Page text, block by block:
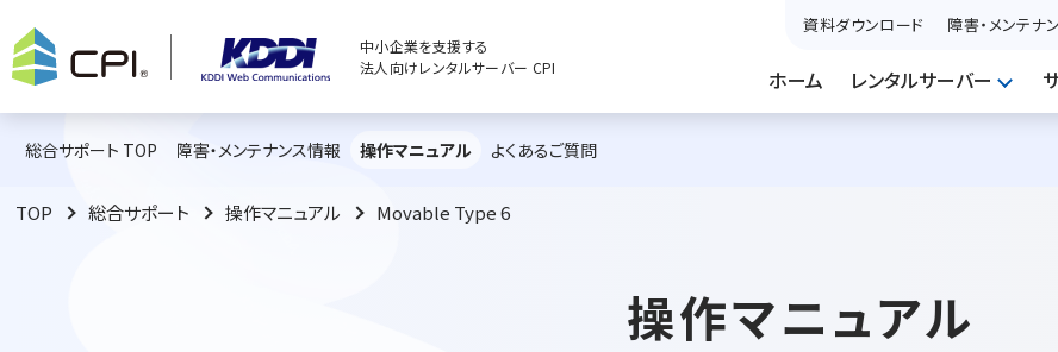
中小企業を支援する
法人向けレンタルサーバー CPI
資料ダウンロード 障害・メンテナ
ホーム
レンタルサーバー
総合サポート TOP 障害・メンテナンス情報 操作マニュアル よくあるご質問
TOP 総合サポート 操作マニュアル Movable Type 6
操作マニュアル